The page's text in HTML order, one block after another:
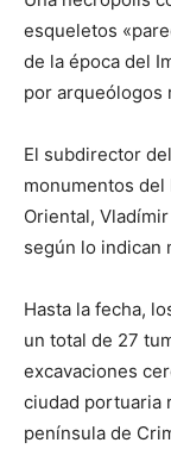
esqueletos
de la época del
por arqueólogos
El subdirector
monumentos
Oriental,
según lo indican
Hasta la fecha,
un total de 27
excavaciones
ciudad portuaria
península de